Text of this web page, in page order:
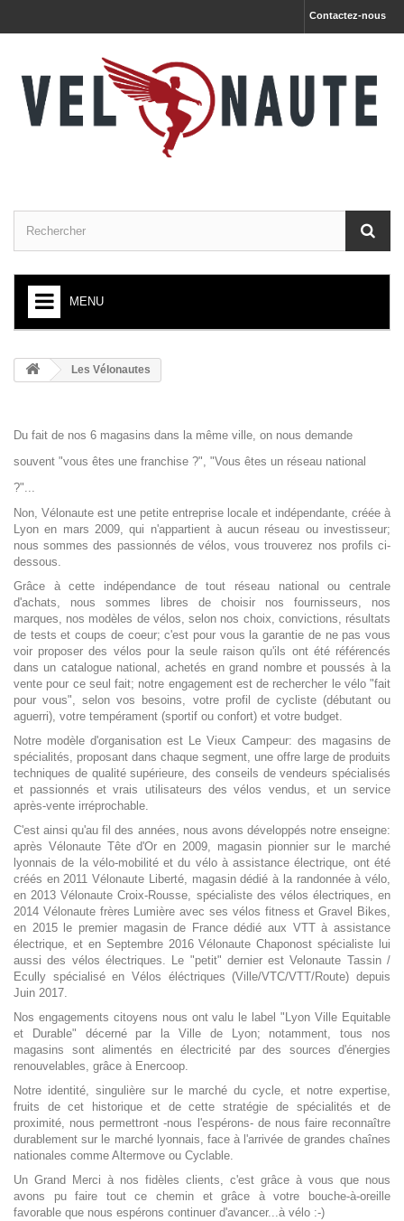
Contactez-nous
MENU
NOS VÉLOS
LES MARQUES
Les Vélonautes
Du fait de nos 6 magasins dans la même ville, on nous demande
souvent "vous êtes une franchise ?", "Vous êtes un réseau national
?"...
Non, Vélonaute est une petite entreprise locale et indépendante, créée à
Lyon en mars 2009, qui n'appartient à aucun réseau ou investisseur;
nous sommes des passionnés de vélos, vous trouverez nos profils ci-
dessous.
Grâce à cette indépendance de tout réseau national ou centrale
d'achats, nous sommes libres de choisir nos fournisseurs, nos
marques, nos modèles de vélos, selon nos choix, convictions, résultats
de tests et coups de coeur; c'est pour vous la garantie de ne pas vous
voir proposer des vélos pour la seule raison qu'ils ont été référencés
dans un catalogue national, achetés en grand nombre et poussés à la
vente pour ce seul fait; notre engagement est de rechercher le vélo "fait
pour vous", selon vos besoins, votre profil de cycliste (débutant ou
aguerri), votre tempérament (sportif ou confort) et votre budget.
Notre modèle d'organisation est Le Vieux Campeur: des magasins de
spécialités, proposant dans chaque segment, une offre large de produits
techniques de qualité supérieure, des conseils de vendeurs spécialisés
et passionnés et vrais utilisateurs des vélos vendus, et un service
après-vente irréprochable.
C'est ainsi qu'au fil des années, nous avons développés notre enseigne:
après Vélonaute Tête d'Or en 2009, magasin pionnier sur le marché
lyonnais de la vélo-mobilité et du vélo à assistance électrique, ont été
créés en 2011 Vélonaute Liberté, magasin dédié à la randonnée à vélo,
en 2013 Vélonaute Croix-Rousse, spécialiste des vélos électriques, en
2014 Vélonaute frères Lumière avec ses vélos fitness et Gravel Bikes,
en 2015 le premier magasin de France dédié aux VTT à assistance
électrique, et en Septembre 2016 Vélonaute Chaponost spécialiste lui
aussi des vélos électriques. Le "petit" dernier est Velonaute Tassin /
Ecully spécialisé en Vélos éléctriques (Ville/VTC/VTT/Route) depuis
Juin 2017.
Nos engagements citoyens nous ont valu le label "Lyon Ville Equitable
et Durable" décerné par la Ville de Lyon; notamment, tous nos
magasins sont alimentés en électricité par des sources d'énergies
renouvelables, grâce à Enercoop.
Notre identité, singulière sur le marché du cycle, et notre expertise,
fruits de cet historique et de cette stratégie de spécialités et de
proximité, nous permettront -nous l'espérons- de nous faire reconnaître
durablement sur le marché lyonnais, face à l'arrivée de grandes chaînes
nationales comme Altermove ou Cyclable.
Un Grand Merci à nos fidèles clients, c'est grâce à vous que nous
avons pu faire tout ce chemin et grâce à votre bouche-à-oreille
favorable que nous espérons continuer d'avancer...à vélo :-)